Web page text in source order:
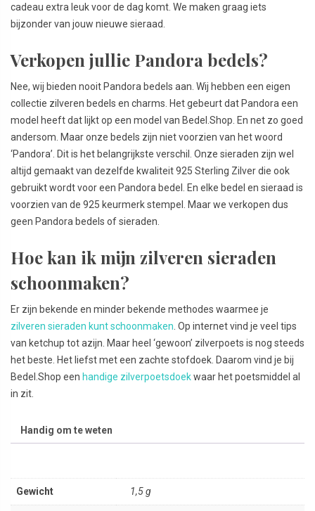
cadeau extra leuk voor de dag komt. We maken graag iets
bijzonder van jouw nieuwe sieraad.
Verkopen jullie Pandora bedels?
Nee, wij bieden nooit Pandora bedels aan. Wij hebben een eigen
collectie zilveren bedels en charms. Het gebeurt dat Pandora een
model heeft dat lijkt op een model van Bedel.Shop. En net zo goed
andersom. Maar onze bedels zijn niet voorzien van het woord
‘Pandora’. Dit is het belangrijkste verschil. Onze sieraden zijn wel
altijd gemaakt van dezelfde kwaliteit 925 Sterling Zilver die ook
gebruikt wordt voor een Pandora bedel. En elke bedel en sieraad is
voorzien van de 925 keurmerk stempel. Maar we verkopen dus
geen Pandora bedels of sieraden.
Hoe kan ik mijn zilveren sieraden
schoonmaken?
Er zijn bekende en minder bekende methodes waarmee je
zilveren sieraden kunt schoonmaken . Op internet vind je veel tips
van ketchup tot azijn. Maar heel ‘gewoon’ zilverpoets is nog steeds
het beste. Het liefst met een zachte stofdoek. Daarom vind je bij
Bedel.Shop een handige zilverpoetsdoekwaar het poetsmiddel al
in zit.
Handig om te weten
Gewicht 1,5 g